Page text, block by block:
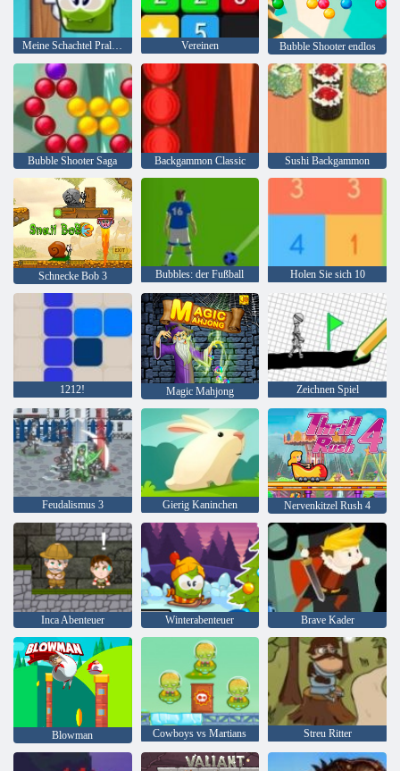
Meine Schachtel Pralinen Vereinen Bubble Shooter endlos
Bubble Shooter Saga Backgammon Classic Sushi Backgammon
Schnecke Bob 3 Bubbles: der Fußball Holen Sie sich 10
1212! Magic Mahjong Zeichnen Spiel
Feudalismus 3 Gierig Kaninchen Nervenkitzel Rush 4
Inca Abenteuer Winterabenteuer Brave Kader
Blowman Cowboys vs Martians Streu Ritter